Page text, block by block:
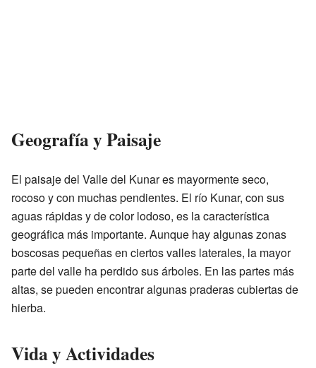
Geografía y Paisaje
El paisaje del Valle del Kunar es mayormente seco,
rocoso y con muchas pendientes. El río Kunar, con sus
aguas rápidas y de color lodoso, es la característica
geográfica más importante. Aunque hay algunas zonas
boscosas pequeñas en ciertos valles laterales, la mayor
parte del valle ha perdido sus árboles. En las partes más
altas, se pueden encontrar algunas praderas cubiertas de
hierba.
Vida y Actividades